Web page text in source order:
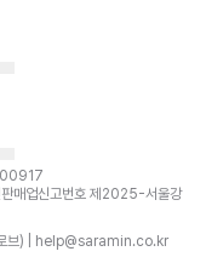
00917
매업신고번호 제2025-서울강
로브) | help@saramin.co.kr